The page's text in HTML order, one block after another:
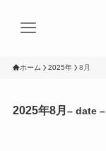
ホーム 2025年 8月
2025年8月 – date –